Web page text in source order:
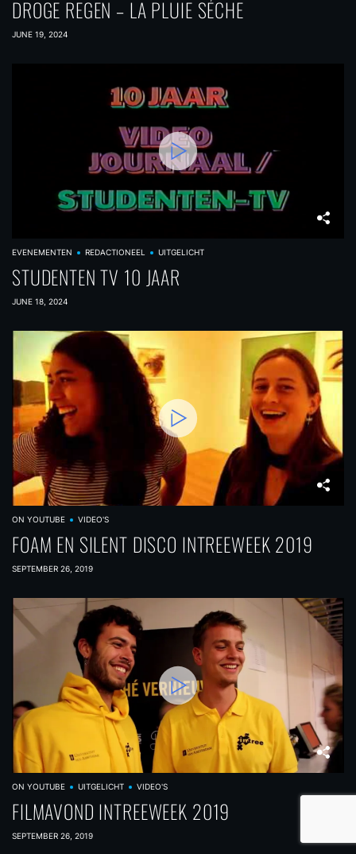
DROGE REGEN – LA PLUIE SÉCHE
JUNE 19, 2024
EVENEMENTEN REDACTIONEEL UITGELICHT
STUDENTEN TV 10 JAAR
JUNE 18, 2024
ON YOUTUBE VIDEO'S
FOAM EN SILENT DISCO INTREEWEEK 2019
SEPTEMBER 26, 2019
ON YOUTUBE UITGELICHT VIDEO'S
FILMAVOND INTREEWEEK 2019
SEPTEMBER 26, 2019